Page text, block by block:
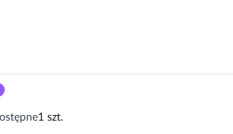
sukienka strapless plisowana
1 szt.